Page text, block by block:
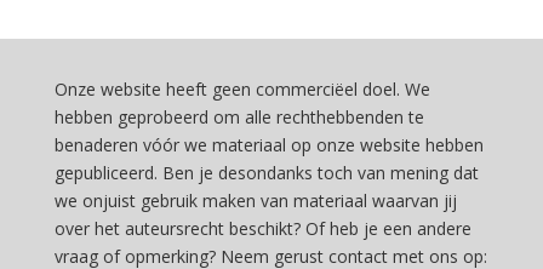
Onze website heeft geen commerciëel doel. We
hebben geprobeerd om alle rechthebbenden te
benaderen vóór we materiaal op onze website hebben
gepubliceerd. Ben je desondanks toch van mening dat
we onjuist gebruik maken van materiaal waarvan jij
over het auteursrecht beschikt? Of heb je een andere
vraag of opmerking? Neem gerust contact met ons op: